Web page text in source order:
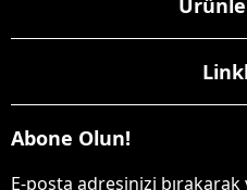
Abone Olun!
E-posta adresinizi